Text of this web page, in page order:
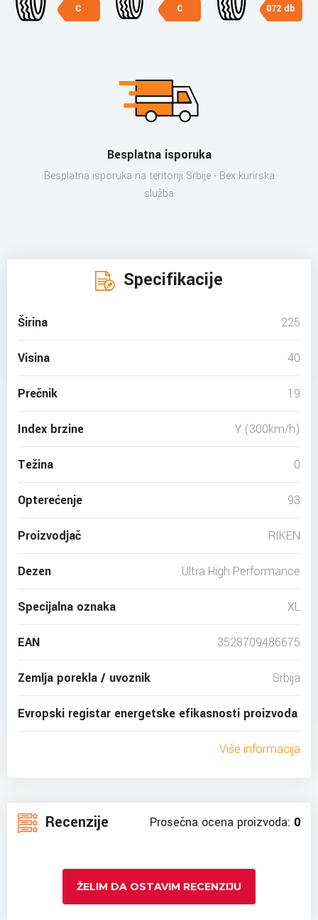
C C 072 db
Besplatna isporuka
Besplatna isporuka na teritoriji Srbije - Bex kurirska
služba
Specifikacije
Širina 225
Visina 40
Prečnik 19
Index brzine Y (300km/h)
Težina 0
Opterećenje 93
Proizvodjač RIKEN
Dezen Ultra High Performance
Specijalna oznaka XL
EAN 3528709486675
Zemlja porekla / uvoznik Srbija
Evropski registar energetske efikasnosti proizvoda
Više informacija
Recenzije Prosečna ocena proizvoda: 0
ŽELIM DA OSTAVIM RECENZIJU